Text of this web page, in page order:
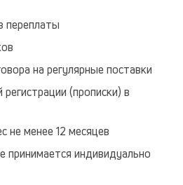
переплаты
на регулярные поставки
(прописки) в
не менее 12 месяцев
принимается индивидуально